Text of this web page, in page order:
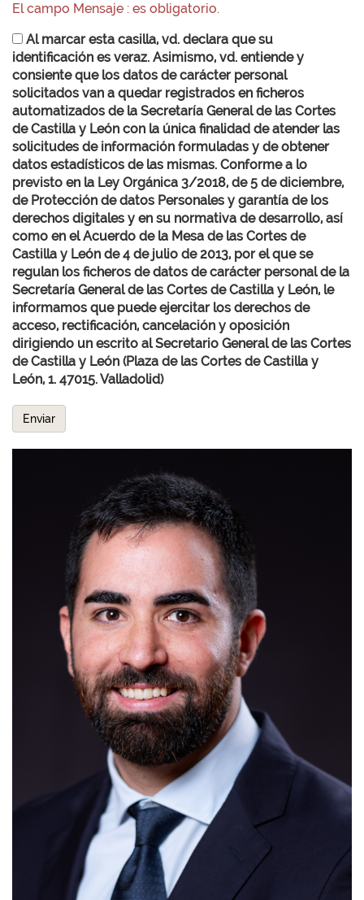
El campo Mensaje : es obligatorio.
Al marcar esta casilla, vd. declara que su
identificación es veraz. Asimismo, vd. entiende y
consiente que los datos de carácter personal
solicitados van a quedar registrados en ficheros
automatizados de la Secretaría General de las Cortes
de Castilla y León con la única finalidad de atender las
solicitudes de información formuladas y de obtener
datos estadísticos de las mismas. Conforme a lo
previsto en la Ley Orgánica 3/2018, de 5 de diciembre,
de Protección de datos Personales y garantía de los
derechos digitales y en su normativa de desarrollo, así
como en el Acuerdo de la Mesa de las Cortes de
Castilla y León de 4 de julio de 2013, por el que se
regulan los ficheros de datos de carácter personal de la
Secretaría General de las Cortes de Castilla y León, le
informamos que puede ejercitar los derechos de
acceso, rectificación, cancelación y oposición
dirigiendo un escrito al Secretario General de las Cortes
de Castilla y León (Plaza de las Cortes de Castilla y
León, 1. 47015. Valladolid)
Enviar